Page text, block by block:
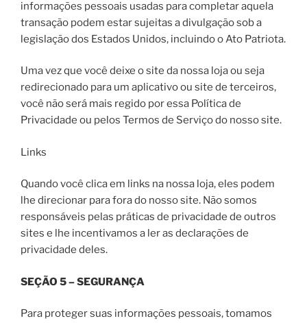
informações pessoais usadas para completar aquela
transação podem estar sujeitas a divulgação sob a
legislação dos Estados Unidos, incluindo o Ato Patriota.
Uma vez que você deixe o site da nossa loja ou seja
redirecionado para um aplicativo ou site de terceiros,
você não será mais regido por essa Política de
Privacidade ou pelos Termos de Serviço do nosso site.
Links
Quando você clica em links na nossa loja, eles podem
lhe direcionar para fora do nosso site. Não somos
responsáveis pelas práticas de privacidade de outros
sites e lhe incentivamos a ler as declarações de
privacidade deles.
SEÇÃO 5 – SEGURANÇA
Para proteger suas informações pessoais, tomamos